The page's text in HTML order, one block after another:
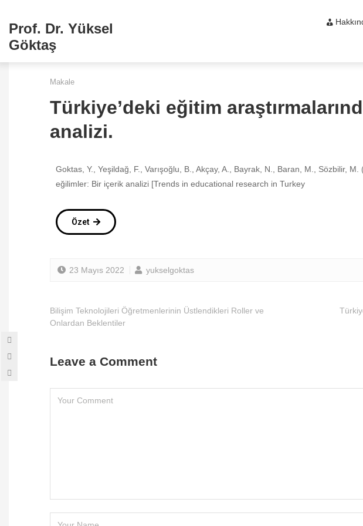
Prof. Dr. Yüksel
Göktaş
Makale
Türkiye’deki eğitim
analizi.
Goktas, Y., Yeşildağ, F., Varışoğlu, B., Akçay, A., Bayrak, N., Baran, M., Sözbilir,
eğilimler: Bir içerik analizi [Trends in educational research in Turkey
Özet
23 Mayıs 2022 yukselgoktas
Bilişim Teknolojileri Öğretmenlerinin Üstlendikleri Roller ve
Onlardan Beklentiler
Leave a Comment